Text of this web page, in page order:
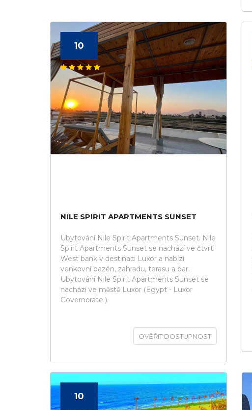
10
NILE SPIRIT APARTMENTS SUNSET
Ubytování Nile Spirit Apartments Sunset. Nile
Spirit Apartments Sunset se nachází ve čtvrti
West bank v destinaci Luxor a nabízí
venkovní bazén, zahradu, terasu a bar.
Ubytování Nile Spirit Apartments Sunset se
nachází ve městě Luxor (Egypt - Luxor
Governorate ).
OVĚŘIT DOSTUPNOST
10